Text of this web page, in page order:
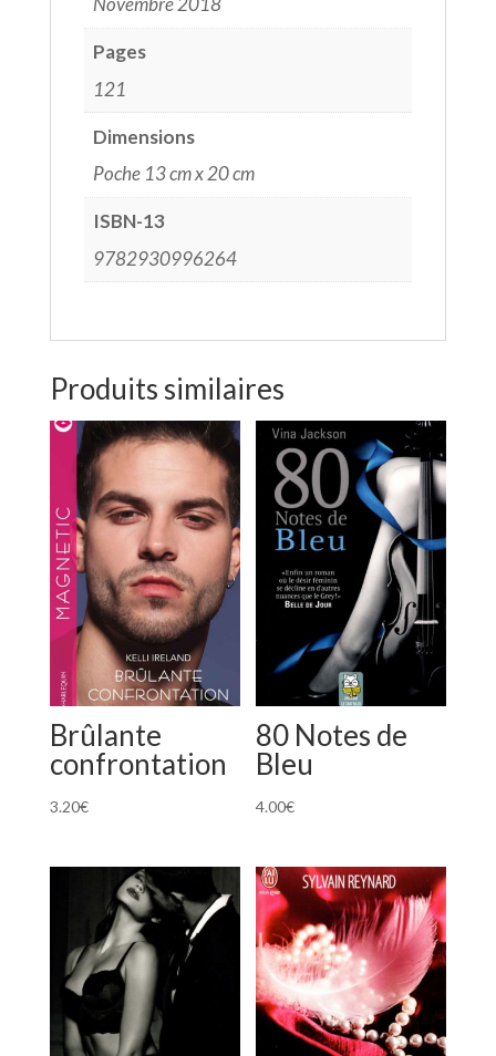
Pages
121
Dimensions
Poche 13 cm x 20 cm
ISBN-13
9782930996264
Produits similaires
Brûlante
confrontation
3.20€
80 Notes de
Bleu
4.00€